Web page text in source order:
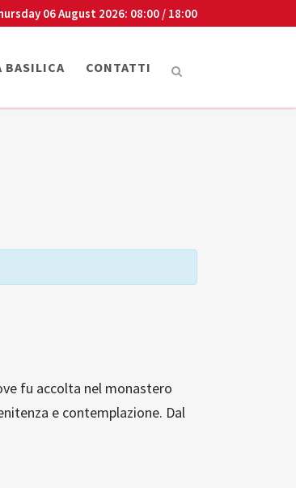
06 August 2026: 08:00 / 18:00
BASILICA CONTATTI
fu accolta nel monastero
e contemplazione. Dal